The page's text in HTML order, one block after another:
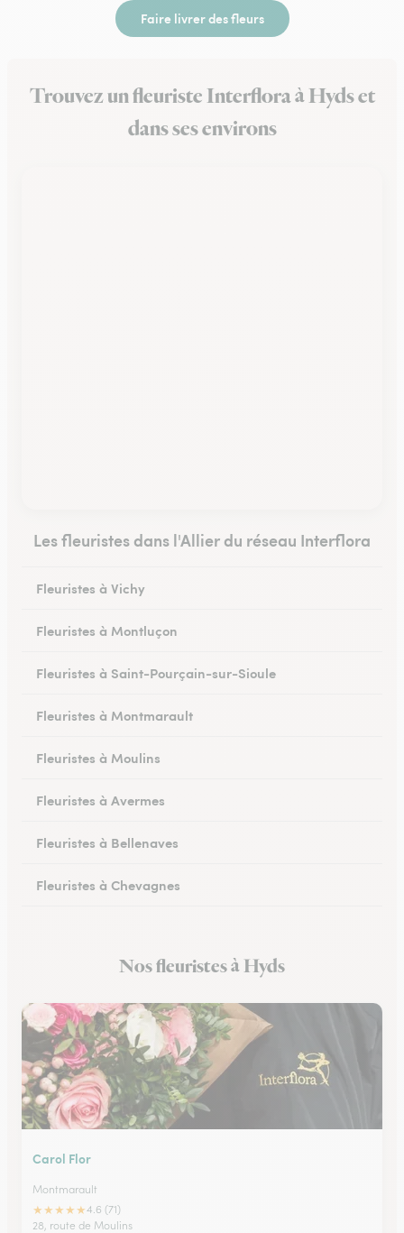
Faire livrer des fleurs
Trouvez un fleuriste Interflora à Hyds et
dans ses environs
Les fleuristes dans l'Allier du réseau Interflora
Fleuristes à Vichy
Fleuristes à Montluçon
Fleuristes à Saint-Pourçain-sur-Sioule
Fleuristes à Montmarault
Fleuristes à Moulins
Fleuristes à Avermes
Fleuristes à Bellenaves
Fleuristes à Chevagnes
Fleuristes à LapalisseNos fleuristes à Hyds
Carol Flor
Montmarault
★★★★★4.6 (71)
28, route de Moulins